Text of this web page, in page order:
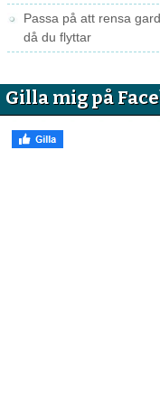
Passa på att rensa
då du flyttar
Gilla mig på